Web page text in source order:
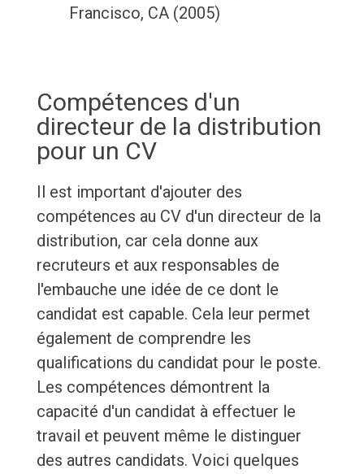
Francisco, CA (2005)
Compétences d'un
directeur de la distribution
pour un CV
Il est important d'ajouter des
compétences au CV d'un directeur de la
distribution, car cela donne aux
recruteurs et aux responsables de
l'embauche une idée de ce dont le
candidat est capable. Cela leur permet
également de comprendre les
qualifications du candidat pour le poste.
Les compétences démontrent la
capacité d'un candidat à effectuer le
travail et peuvent même le distinguer
des autres candidats. Voici quelques